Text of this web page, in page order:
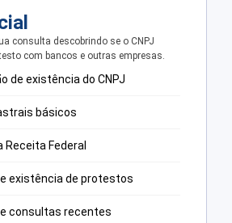
consulta descobrindo se o CNPJ
com bancos e outras empresas.
de existência do CNPJ
básicos
Receita Federal
existência de protestos
consultas recentes